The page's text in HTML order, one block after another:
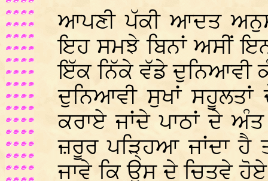
ਆਪਣੀ ਪੱਕੀ ਆਦਤ
ਇਹ ਸਮਝੇ ਬਿਨਾਂ ਅਸੀਂ
ਇੱਕ ਨਿੱਕੇ ਵੱਡੇ ਦੁਨਿਆਵੀ
ਦੁਨਿਆਵੀ ਸੁਖਾਂ
ਕਰਾਏ ਜਾਂਦੇ ਪਾਠਾਂ ਦੇ
ਜ਼ਰੂਰ ਪੜ੍ਹਿਆ ਜਾਂਦਾ ਹੈ
ਜਾਵੇ ਕਿ ਉਸ ਦੇ ਚਿਤਵੇ